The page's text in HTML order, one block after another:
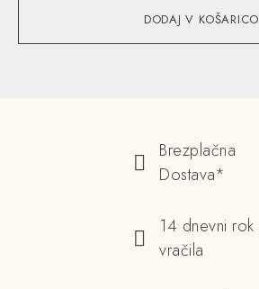
DODAJ V KOŠARICO
Brezplačna
Dostava*
14 dnevni rok
vračila